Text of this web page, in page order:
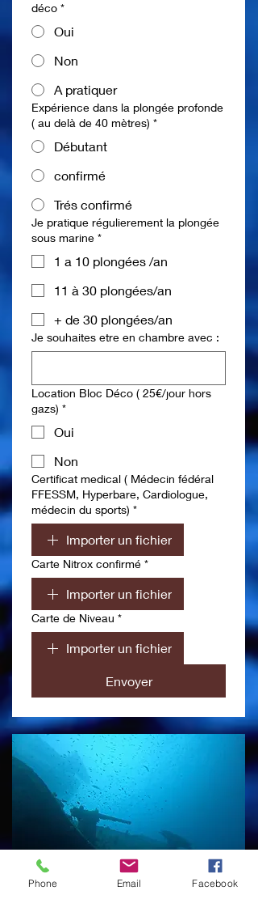
déco *
Oui
Non
A pratiquer
Expérience dans la plongée profonde
( au delà de 40 mètres) *
Débutant
confirmé
Trés confirmé
Je pratique régulierement la plongée
sous marine *
1 a 10 plongées /an
11 à 30 plongées/an
+ de 30 plongées/an
Je souhaites etre en chambre avec :
Location Bloc Déco ( 25€/jour hors
gazs) *
Oui
Non
Certificat medical ( Médecin fédéral
FFESSM, Hyperbare, Cardiologue,
médecin du sports) *
Importer un fichier
Carte Nitrox confirmé *
Importer un fichier
Carte de Niveau *
Importer un fichier
Envoyer
Phone Email Facebook